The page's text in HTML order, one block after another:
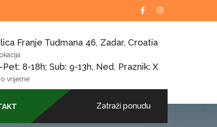
Franje Tuđmana 46, Zadar, Croatia
Pet: 8-18h; Sub: 9-13h, Ned, Praznik: X
vrijeme
Zatraži ponudu